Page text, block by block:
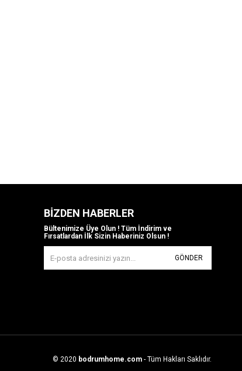
BIZDEN HABERLER
Bültenimize Üye Olun ! Tüm İndirim ve
Fırsatlardan İlk Sizin Haberiniz Olsun !
GÖNDER
© 2020 bodrumhome.com - Tüm Hakları Saklıdır.